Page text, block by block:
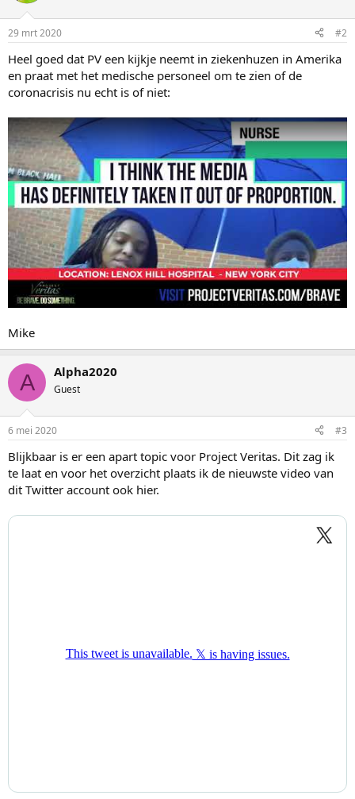
29 mrt 2020 #2
Heel goed dat PV een kijkje neemt in ziekenhuzen in Amerika
en praat met het medische personeel om te zien of de
coronacrisis nu echt is of niet:
Mike
A Alpha2020
Guest
6 mei 2020 #3
Blijkbaar is er een apart topic voor Project Veritas. Dit zag ik
te laat en voor het overzicht plaats ik de nieuwste video van
dit Twitter account ook hier.